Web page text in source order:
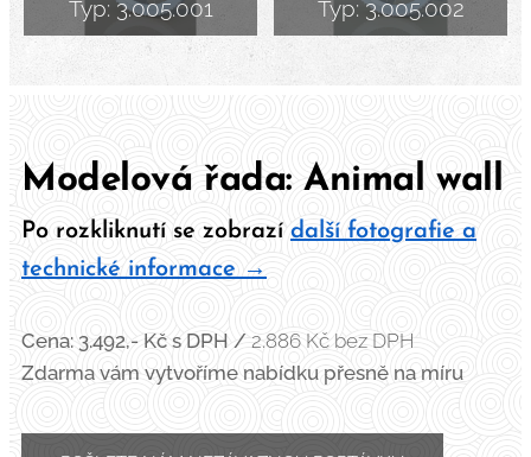
Typ: 3.005.001 Typ: 3.005.002
Modelová řada: Animal wall
Po rozkliknutí se zobrazí další fotografie a
technické informace →
Cena: 3.492,- Kč s DPH / 2.886 Kč bez DPH
Zdarma vám vytvoříme nabídku přesně na míru